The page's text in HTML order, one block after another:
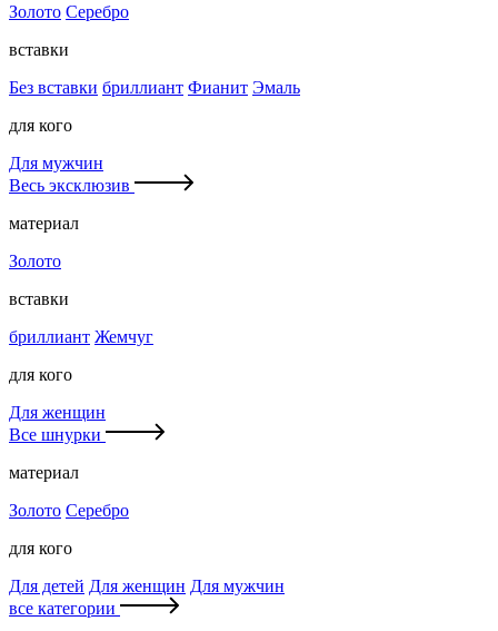
Золото Серебро
вставки
Без вставки бриллиант Фианит Эмаль
для кого
Для мужчин
Весь эксклюзив
материал
Золото
вставки
бриллиант Жемчуг
для кого
Для женщин
Все шнурки
материал
Золото Серебро
для кого
Для детей Для женщин Для мужчин
все категории